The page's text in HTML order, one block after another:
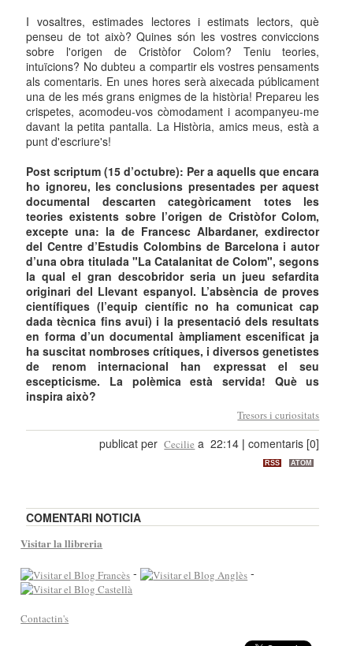
I vosaltres, estimades lectores i estimats lectors, què
penseu de tot això? Quines són les vostres conviccions
sobre l'origen de Cristòfor Colom? Teniu teories,
intuïcions? No dubteu a compartir els vostres pensaments
als comentaris. En unes hores serà aixecada públicament
una de les més grans enigmes de la història! Prepareu les
crispetes, acomodeu-vos còmodament i acompanyeu-me
davant la petita pantalla. La Història, amics meus, està a
punt d'escriure's!
Post scriptum (15 d’octubre): Per a aquells que encara
ho ignoreu, les conclusions presentades per aquest
documental descarten categòricament totes les
teories existents sobre l’origen de Cristòfor Colom,
excepte una: la de Francesc Albardaner, exdirector
del Centre d’Estudis Colombins de Barcelona i autor
d’una obra titulada "La Catalanitat de Colom", segons
la qual el gran descobridor seria un jueu sefardita
originari del Llevant espanyol. L’absència de proves
científiques (l’equip científic no ha comunicat cap
dada tècnica fins avui) i la presentació dels resultats
en forma d’un documental àmpliament escenificat ja
ha suscitat nombroses crítiques, i diversos genetistes
de renom internacional han expressat el seu
escepticisme. La polèmica està servida! Què us
inspira això?
Tresors i curiositats
publicat per Cecilie a 22:14 |comentaris [0]
RSS ATOM
COMENTARI NOTICIA
Visitar la llibreria
- -
Contactin's